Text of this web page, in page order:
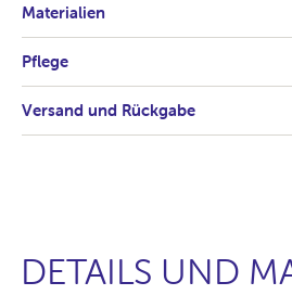
Materialien
Pflege
Versand und Rückgabe
DETAILS UND